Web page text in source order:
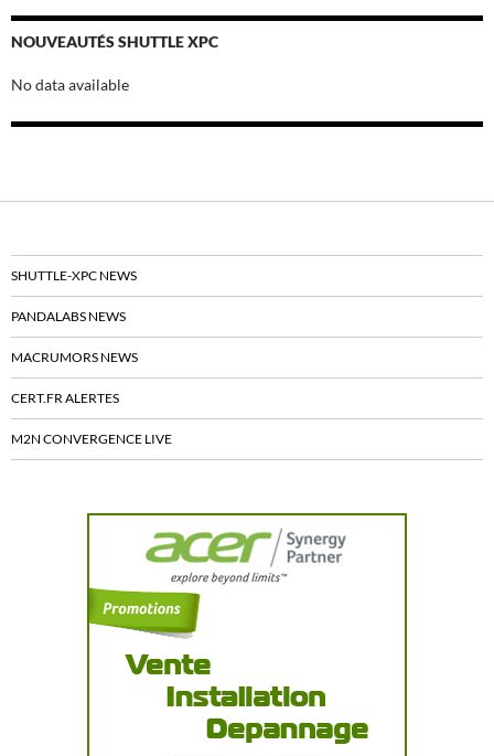
NOUVEAUTÉS SHUTTLE XPC
No data available
SHUTTLE-XPC NEWS
PANDALABS NEWS
MACRUMORS NEWS
CERT.FR ALERTES
M2N CONVERGENCE LIVE